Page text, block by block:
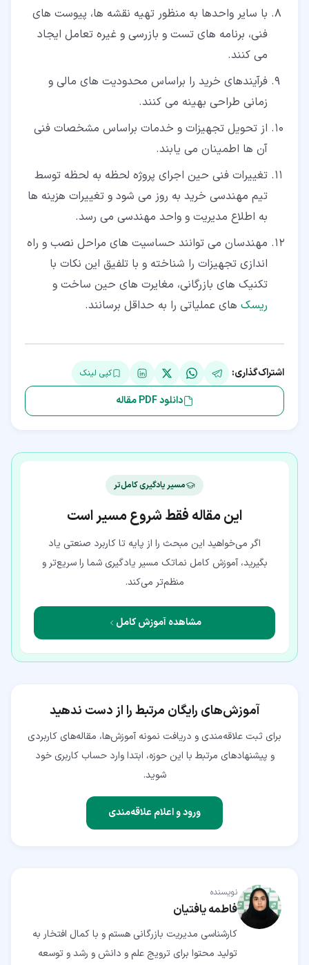
با سایر واحدها به منظور تهیه نقشه ها، پیوست های
فنی، برنامه های تست و بازرسی و غیره تعامل ایجاد
می کنند.
فرآیندهای خرید را براساس محدودیت های مالی و
زمانی طراحی بهینه می کنند.
از تحویل تجهیزات و خدمات براساس مشخصات فنی
آن ها اطمینان می یابند.
تغییرات فنی حین اجرای پروژه لحظه به لحظه توسط
تیم مهندسی خرید به روز می شود و تغییرات هزینه ها
به اطلاع مدیریت و واحد مهندسی می رسد.
مهندسان می توانند حساسیت های مراحل نصب و راه
اندازی تجهیزات را شناخته و با تلفیق این نکات با
تکنیک های بازرگانی، مغایرت های حین ساخت و
ریسک های عملیاتی را به حداقل برسانند.
اشتراک‌گذاری: کپی لینک
دانلود PDF مقاله
مسیر یادگیری کامل‌تر
این مقاله فقط شروع مسیر است
اگر می‌خواهید این مبحث را از پایه تا کاربرد صنعتی یاد
بگیرید، آموزش کامل نماتک مسیر یادگیری شما را سریع‌تر و
منظم‌تر می‌کند.
مشاهده آموزش کامل
آموزش‌های رایگان مرتبط را از دست ندهید
برای ثبت علاقه‌مندی و دریافت نمونه آموزش‌ها، مقاله‌های کاربردی
و پیشنهادهای مرتبط با این حوزه، ابتدا وارد حساب کاربری خود
شوید.
ورود و اعلام علاقه‌مندی
نویسنده
فاطمه یافتیان
کارشناسی مدیریت بازرگانی هستم و با کمال افتخار به
تولید محتوا برای ترویج علم و دانش و رشد و توسعه